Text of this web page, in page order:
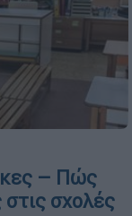
– Πώς
σχολές